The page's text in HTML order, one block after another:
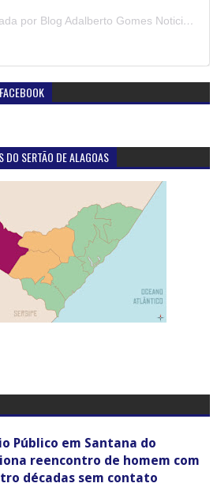
Uma publicação partilhada por Blog Adalberto Gomes Noticias (@blogadalbertogomesnoticiass)
SERTÃO DE ALAGOAS
Público em Santana do
reencontro de homem com
décadas sem contato